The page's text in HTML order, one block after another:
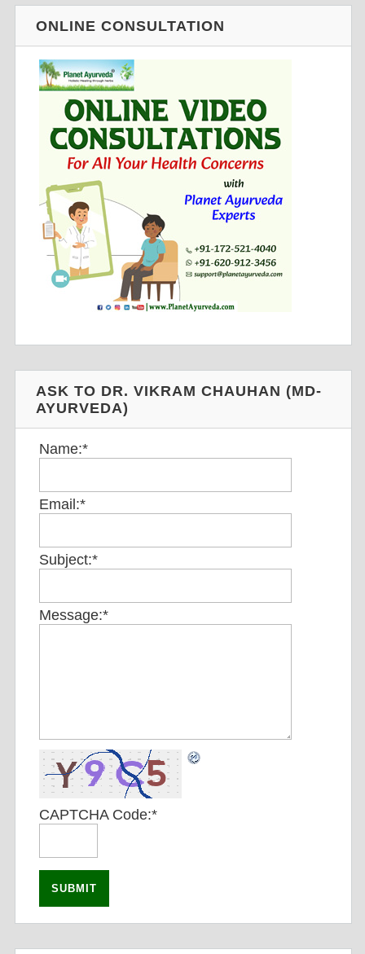
ONLINE CONSULTATION
ASK TO DR. VIKRAM CHAUHAN (MD-
AYURVEDA)
Name:*
Email:*
Subject:*
Message:*
CAPTCHA Code:*